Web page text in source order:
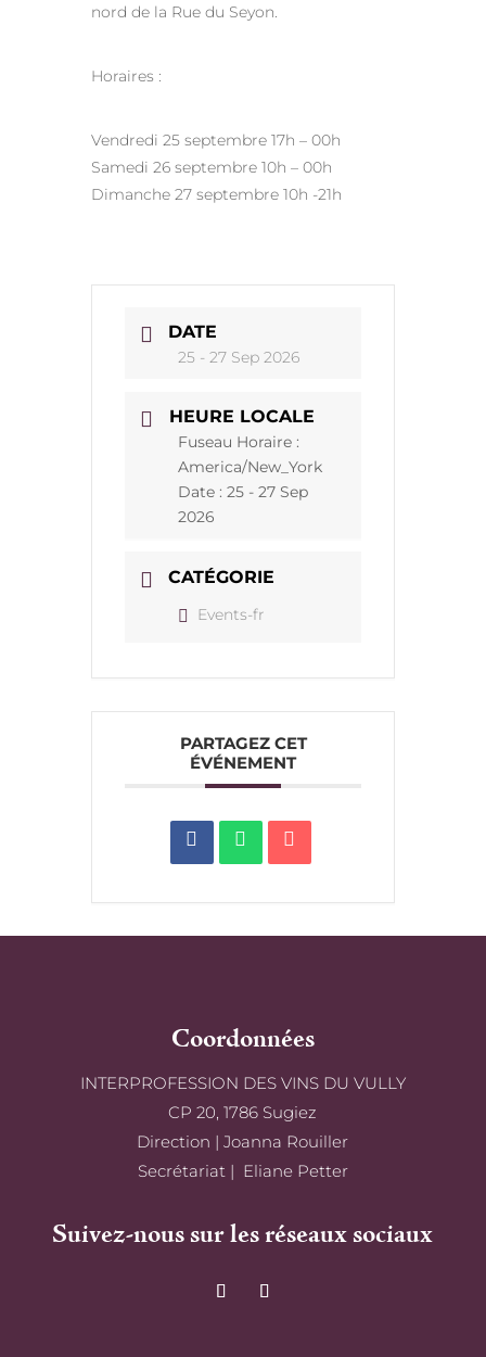
nord de la Rue du Seyon.
Horaires :
Vendredi 25 septembre 17h – 00h
Samedi 26 septembre 10h – 00h
Dimanche 27 septembre 10h -21h
DATE
25 - 27 Sep 2026
HEURE LOCALE
Fuseau Horaire :
America/New_York
Date : 25 - 27 Sep
2026
CATÉGORIE
Events-fr
PARTAGEZ CET
ÉVÉNEMENT
Coordonnées
INTERPROFESSION DES VINS DU VULLY
CP 20, 1786 Sugiez
Direction | Joanna Rouiller
Secrétariat | Eliane Petter
Suivez-nous sur les réseaux sociaux